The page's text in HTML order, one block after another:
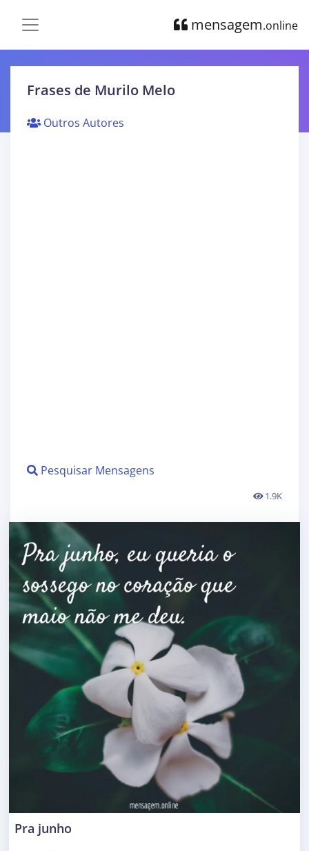
mensagem.online
Frases de Murilo Melo
Outros Autores
Pesquisar Mensagens
1.9K
Pra junho